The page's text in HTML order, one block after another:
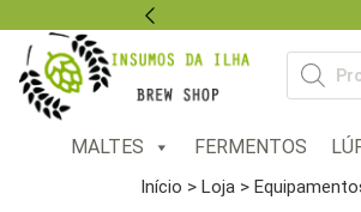
Previous
produtos
MALTES FERMENTOS
Início > Loja >